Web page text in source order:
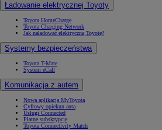
Ładowanie elektrycznej Toyoty
Toyota HomeCharge
Toyota Charging Network
Jak naładować elektryczną Toyotę?
Systemy bezpieczeństwa
Toyota T-Mate
System eCall
Komunikacja z autem
Nowa aplikacja MyToyota
Cyfrowy opiekun auta
Usługi Connected
Płatne subskrypcje
Toyota Connectivity Match